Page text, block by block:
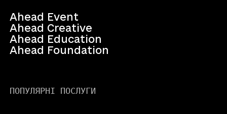
Ahead Event
Ahead Creative
Ahead Education
Ahead Foundation
ПОПУЛЯРНІ ПОСЛУГИ